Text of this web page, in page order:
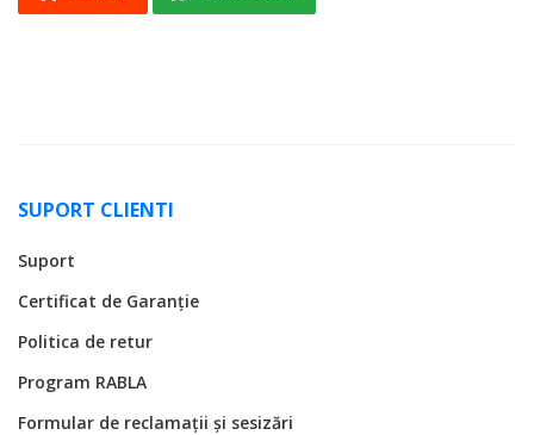
SUPORT CLIENTI
Suport
Certificat de Garanție
Politica de retur
Program RABLA
Formular de reclamații și sesizări